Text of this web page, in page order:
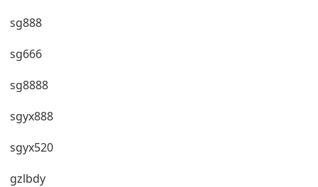
sg888
sg666
sg8888
sgyx888
sgyx520
gzlbdy